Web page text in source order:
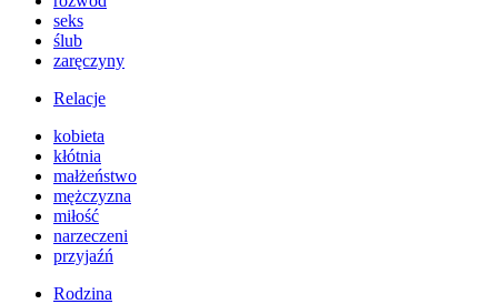
seks
ślub
zaręczyny
Relacje
kobieta
kłótnia
małżeństwo
mężczyzna
miłość
narzeczeni
przyjaźń
Rodzina